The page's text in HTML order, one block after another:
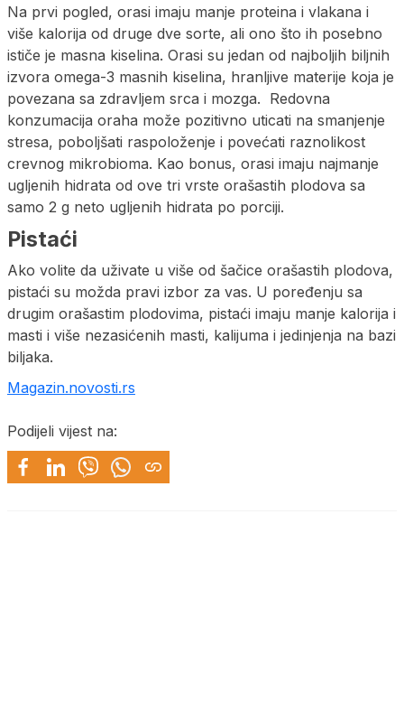
Na prvi pogled, orasi imaju manje proteina i vlakana i
više kalorija od druge dve sorte, ali ono što ih posebno
ističe je masna kiselina. Orasi su jedan od najboljih biljnih
izvora omega-3 masnih kiselina, hranljive materije koja je
povezana sa zdravljem srca i mozga. Redovna
konzumacija oraha može pozitivno uticati na smanjenje
stresa, poboljšati raspoloženje i povećati raznolikost
crevnog mikrobioma. Kao bonus, orasi imaju najmanje
ugljenih hidrata od ove tri vrste orašastih plodova sa
samo 2 g neto ugljenih hidrata po porciji.
Pistaći
Ako volite da uživate u više od šačice orašastih plodova,
pistaći su možda pravi izbor za vas. U poređenju sa
drugim orašastim plodovima, pistaći imaju manje kalorija i
masti i više nezasićenih masti, kalijuma i jedinjenja na bazi
biljaka.
Magazin.novosti.rs
Podijeli vijest na: